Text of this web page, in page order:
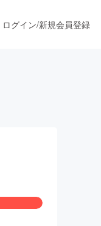
ログイン/新規会員登録